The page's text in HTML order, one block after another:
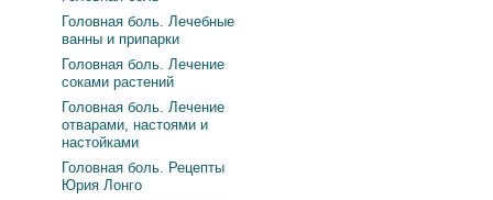
Головная боль. Лечебные
ванны и припарки
Головная боль. Лечение
соками растений
Головная боль. Лечение
отварами, настоями и
настойками
Головная боль. Рецепты
Юрия Лонго